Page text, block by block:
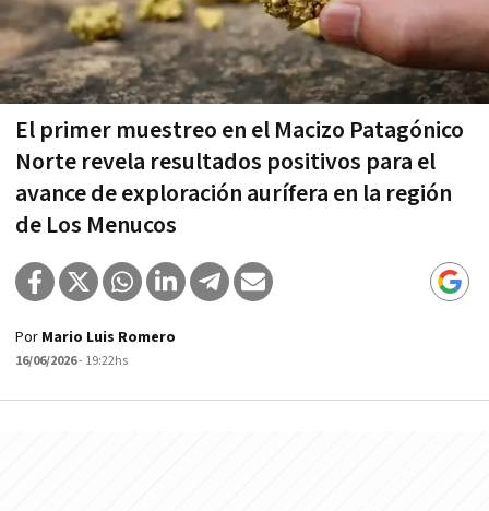
El primer muestreo en el Macizo Patagónico
Norte revela resultados positivos para el
avance de exploración aurífera en la región
de Los Menucos
Por Mario Luis Romero
16/06/2026- 19:22hs